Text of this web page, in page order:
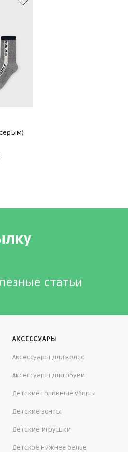
статьи
АКСЕССУАРЫ
Аксессуары для волос
Аксессуары для обуви
Детские головные уборы
Детские зонты
Детские игрушки
Детское нижнее белье